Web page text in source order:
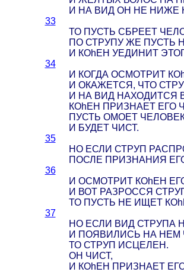
И НА ВИД ОН НЕ НИЖЕ
33
ТО ПУСТЬ СБРЕЕТ
ПО СТРУПУ ЖЕ ПУСТЬ
И КОhЕН УЕДИНИТ
34
И КОГДА ОСМОТРИТ
И ОКАЖЕТСЯ, ЧТО
И НА ВИД НАХОДИТСЯ
КОhЕН ПРИЗНАЕТ ЕГО
ПУСТЬ ОМОЕТ
И БУДЕТ ЧИСТ.
35
НО ЕСЛИ СТРУП
ПОСЛЕ ПРИЗНАНИЯ
36
И ОСМОТРИТ КОhЕН
И ВОТ РАЗРОССЯ
ТО ПУСТЬ НЕ ИЩЕТ
37
НО ЕСЛИ ВИД СТРУПА
И ПОЯВИЛИСЬ НА
ТО СТРУП ИСЦЕЛЕН.
ОН ЧИСТ,
И КОhЕН ПРИЗНАЕТ